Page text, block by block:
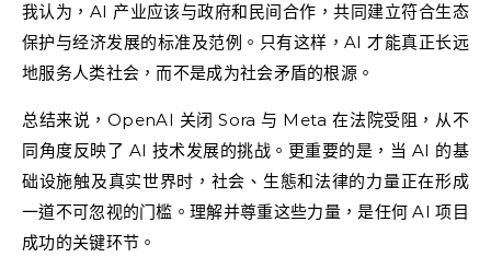
我认为，AI 产业应该与政府和民间合作，共同建立符合生态
保护与经济发展的标准及范例。只有这样，AI 才能真正长远
地服务人类社会，而不是成为社会矛盾的根源。
总结来说，OpenAI 关闭 Sora 与 Meta 在法院受阻，从不
同角度反映了 AI 技术发展的挑战。更重要的是，当 AI 的基
础设施触及真实世界时，社会、生態和法律的力量正在形成
一道不可忽视的门槛。理解并尊重这些力量，是任何 AI 项目
成功的关键环节。